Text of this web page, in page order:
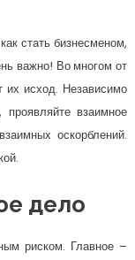
стать бизнесменом,
важно! Во многом от
их исход. Независимо
взаимное
оскорблений.
дело
риском. Главное –